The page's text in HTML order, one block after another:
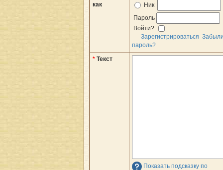
как
Ник
Пароль
Войти?
Зарегистрироваться
пароль?
* Текст
Показать подсказку по